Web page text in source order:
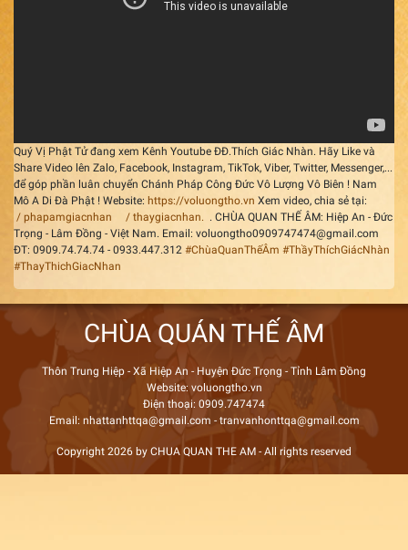
Quý Vị Phật Tử đang xem Kênh Youtube ĐĐ.Thích Giác Nhàn. Hãy Like và
Share Video lên Zalo, Facebook, Instagram, TikTok, Viber, Twitter, Messenger,...
để góp phần luân chuyển Chánh Pháp Công Đức Vô Lượng Vô Biên ! Nam
Mô A Di Đà Phật ! Website: https://voluongtho.vn Xem video, chia sẻ tại:
/ phapamgiacnhan
/ thaygiacnhan. . CHÙA QUAN THẾ ÂM: Hiệp An - Đức
Trọng - Lâm Đồng - Việt Nam. Email: voluongtho0909747474@gmail.com
ĐT: 0909.74.74.74 - 0933.447.312 #ChùaQuanThếÂm #ThầyThíchGiácNhàn
#ThayThichGiacNhan
CHÙA QUÁN THẾ ÂM
Thôn Trung Hiệp - Xã Hiệp An - Huyện Đức Trọng - Tỉnh Lâm Đồng
Website: voluongtho.vn
Điện thoại: 0909.747474
Email: nhattanhttqa@gmail.com - tranvanhonttqa@gmail.com
Copyright 2026 by CHUA QUAN THE AM - All rights reserved